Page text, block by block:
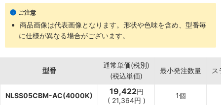
・アーム部分にはΦ20の強靭な金属フレキを使用しており、グラつ
きが少なく且つ、様々な角度に調整可能となり、目的物に対して的
確に照射することができます
・作業用ライトスタンドとして幅広い用途でご利用いただけます
【用途】
・工作機械の外付照明、作業照明などに
ご注意
商品画像は代表画像となります。形状や色味を含め、型番毎
に仕様が異なる場合がございます。
型番
通常単価(税別)
(税込単価)
最小発注数量 ス
NLSS05CBM-AC(4000K) 19,422円
( 21,364円 )
1個